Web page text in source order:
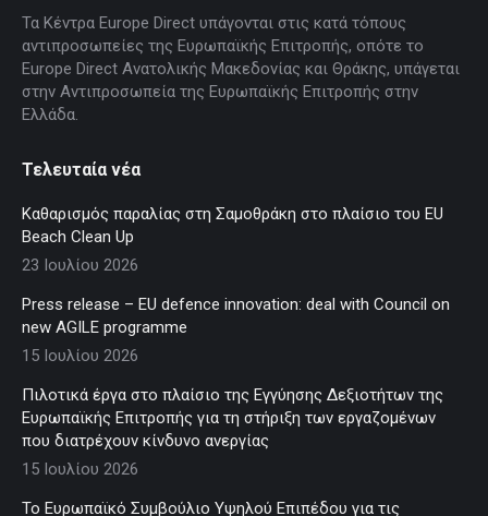
windowwindowwindowwindowwindow
Τα Κέντρα Europe Direct υπάγονται στις κατά τόπους
αντιπροσωπείες της Ευρωπαϊκής Επιτροπής, οπότε το
Europe Direct Ανατολικής Μακεδονίας και Θράκης, υπάγεται
στην Αντιπροσωπεία της Ευρωπαϊκής Επιτροπής στην
Ελλάδα.
Τελευταία νέα
Καθαρισμός παραλίας στη Σαμοθράκη στο πλαίσιο του EU
Beach Clean Up
23 Ιουλίου 2026
Press release – EU defence innovation: deal with Council on
new AGILE programme
15 Ιουλίου 2026
Πιλοτικά έργα στο πλαίσιο της Εγγύησης Δεξιοτήτων της
Ευρωπαϊκής Επιτροπής για τη στήριξη των εργαζομένων
που διατρέχουν κίνδυνο ανεργίας
15 Ιουλίου 2026
Το Ευρωπαϊκό Συμβούλιο Υψηλού Επιπέδου για τις